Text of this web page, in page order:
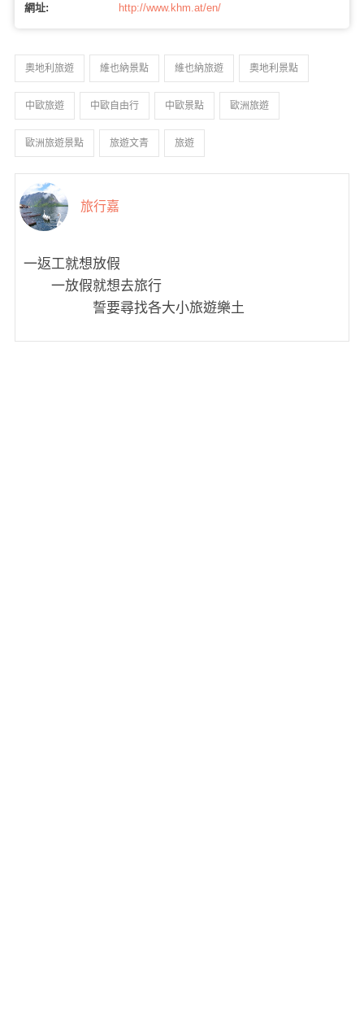
網址: http://www.khm.at/en/
奧地利旅遊 維也納景點 維也納旅遊 奧地利景點
中歐旅遊 中歐自由行 中歐景點 歐洲旅遊
歐洲旅遊景點 旅遊文青 旅遊
旅行嘉
一返工就想放假
一放假就想去旅行
誓要尋找各大小旅遊樂土